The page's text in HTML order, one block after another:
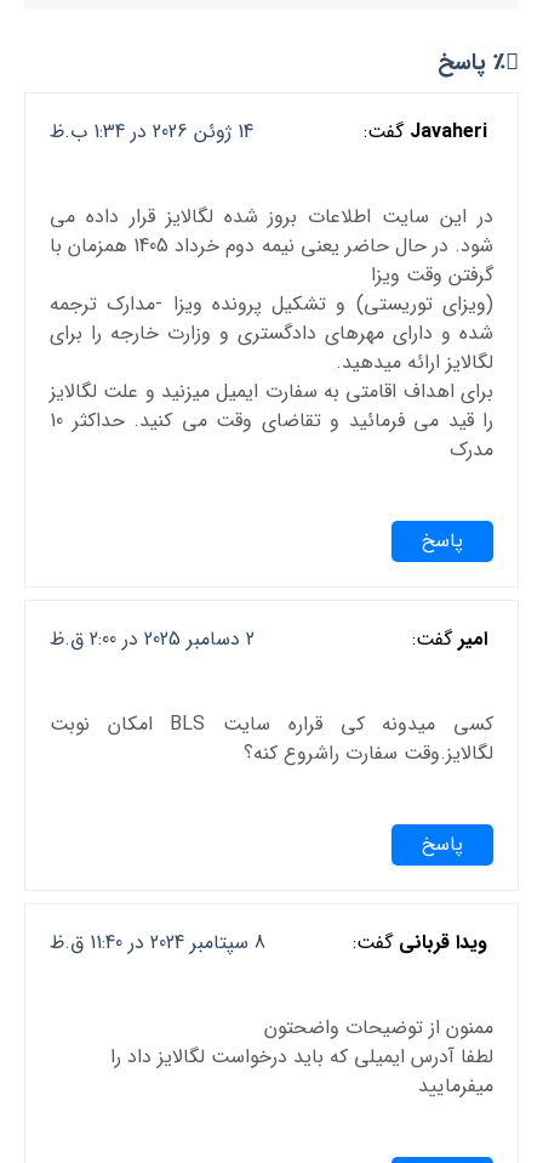
٪ پاسخ
Javaheri گفت: 14 ژوئن 2026 در 1:34 ب.ظ
در این سایت اطلاعات بروز شده لگالایز قرار داده می
شود. در حال حاضر یعنی نیمه دوم خرداد 1405 همزمان با
گرفتن وقت ویزا
(ویزای توریستی) و تشکیل پرونده ویزا -مدارک ترجمه
شده و دارای مهرهای دادگستری و وزارت خارجه را برای
لگالایز ارائه میدهید.
برای اهداف اقامتی به سفارت ایمیل میزنید و علت لگالایز
را قید می فرمائید و تقاضای وقت می کنید. حداکثر 10
مدرک
پاسخ
امیر گفت: 2 دسامبر 2025 در 2:00 ق.ظ
کسی میدونه کی قراره سایت BLS امکان نوبت
لگالایز.وقت سفارت راشروع کنه؟
پاسخ
ویدا قربانی گفت: 8 سپتامبر 2024 در 11:40 ق.ظ
ممنون از توضیحات واضحتون
لطفا آدرس ایمیلی که باید درخواست لگالایز داد را
میفرمایید